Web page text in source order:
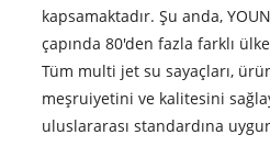
kapsamaktadır. Şu anda,
çapında 80'den fazla farklı
Tüm multi jet su sayaçları,
meşruiyetini ve kalitesini
uluslararası standardına